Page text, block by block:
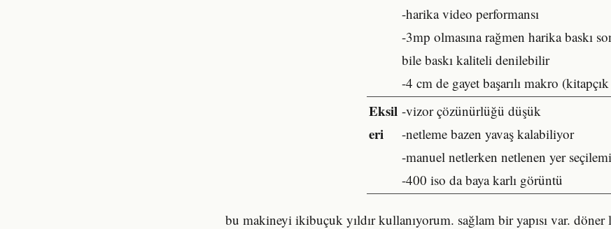
-harika video performansı
-3mp olmasına rağmen harika baskı
bile baskı kaliteli denilebilir
-4 cm de gayet başarılı makro
Eksil
eri
-vizor çözünürlüğü düşük
-netleme bazen yavaş kalabiliyor
-manuel netlerken netlenen yer
-400 iso da baya karlı görüntü
bu makineyi ikibuçuk yıldır kullanıyorum. sağlam bir yapısı var. döner